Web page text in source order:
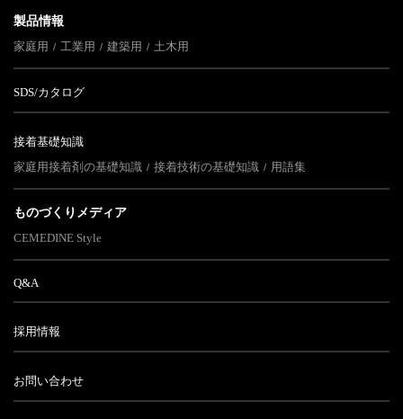
製品情報
家庭用
工業用 建築用 土木用
SDS/カタログ
接着基礎知識
家庭用接着剤の基礎知識
接着技術の基礎知識 用語集
ものづくりメディア
CEMEDINE Style
Q&A
採用情報
お問い合わせ